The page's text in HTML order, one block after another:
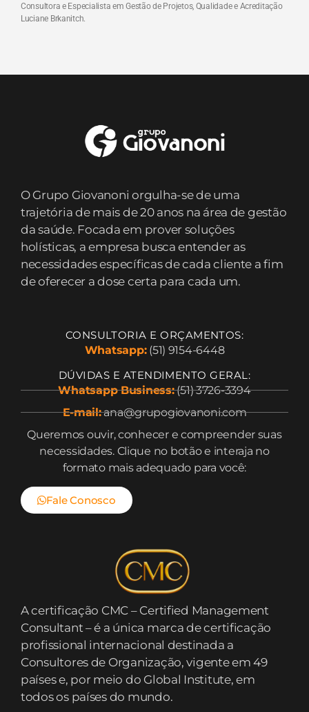
Consultora e Especialista em Gestão de Projetos, Qualidade e Acreditação
Luciane Brkanitch.
O Grupo Giovanoni orgulha-se de uma
trajetória de mais de 20 anos na área de gestão
da saúde. Focada em prover soluções
holísticas, a empresa busca entender as
necessidades específicas de cada cliente a fim
de oferecer a dose certa para cada um.
CONSULTORIA E ORÇAMENTOS:
Whatsapp:(51) 9154-6448
DÚVIDAS E ATENDIMENTO GERAL:
Whatsapp Business:(51) 3726-3394
E-mail:ana@grupogiovanoni.com
Queremos ouvir, conhecer e compreender suas
necessidades. Clique no botão e interaja no
formato mais adequado para você:
Fale Conosco
A certificação CMC – Certified Management
Consultant – é a única marca de certificação
profissional internacional destinada a
Consultores de Organização, vigente em 49
países e, por meio do Global Institute, em
todos os países do mundo.